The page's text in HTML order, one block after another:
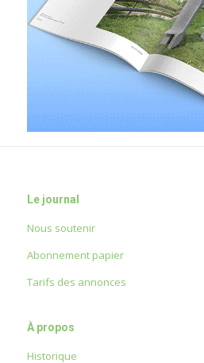
Le journal
Nous soutenir
Abonnement papier
Tarifs des annonces
À propos
Historique